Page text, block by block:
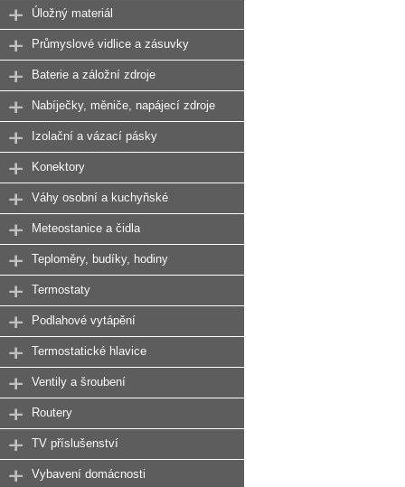
Úložný materiál
Průmyslové vidlice a zásuvky
Baterie a záložní zdroje
Nabíječky, měniče, napájecí zdroje
Izolační a vázací pásky
Konektory
Váhy osobní a kuchyňské
Meteostanice a čidla
Teploměry, budíky, hodiny
Termostaty
Podlahové vytápění
Termostatické hlavice
Ventily a šroubení
Routery
TV příslušenství
Vybavení domácnosti